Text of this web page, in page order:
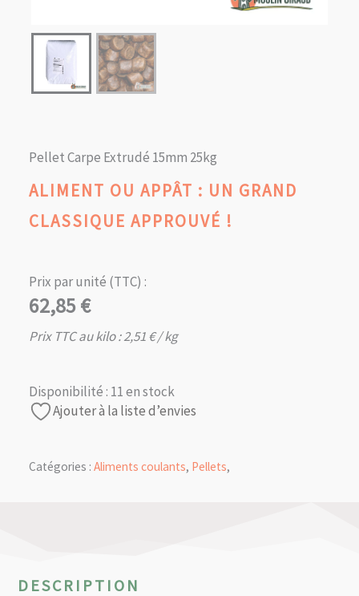
Pellet Carpe Extrudé 15mm 25kg
ALIMENT OU APPÂT : UN GRAND
CLASSIQUE APPROUVÉ !
Prix par unité (TTC) :
62,85€
Prix TTC au kilo :2,51€/ kg
Disponibilité : 11 en stock
Ajouter à la liste d’envies
Catégories : Aliments coulants, Pellets,
DESCRIPTION